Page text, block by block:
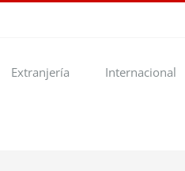
Extranjería Internacional